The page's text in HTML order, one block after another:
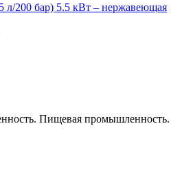
л/200 бар) 5.5 кВт – нержавеющая
Пищевая промышленность.